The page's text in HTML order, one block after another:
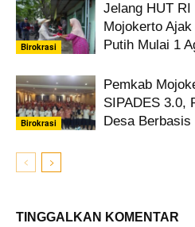
Birokrasi
Jelang HUT
Mojokerto
Putih Mulai 1
Birokrasi
Pemkab
SIPADES 3.0,
Desa Berbasis
TINGGALKAN KOMENTAR